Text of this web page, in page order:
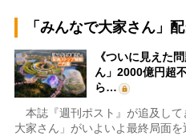
「みんなで大家さん」
《ついに見えた
ん」2000億円超
ら…
本誌『週刊ポスト』が追及し
大家さん」がいよいよ最終局面